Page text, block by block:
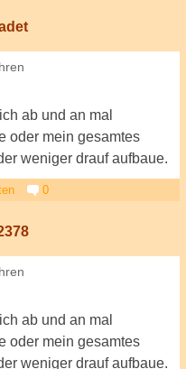
ab und an mal
oder mein gesamtes
weniger drauf aufbaue.
0
ab und an mal
oder mein gesamtes
weniger drauf aufbaue.